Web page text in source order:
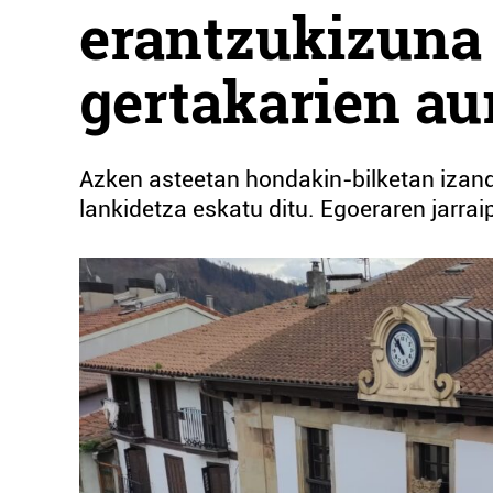
gertakarien
Azken asteetan hondakin-bilketan
lankidetza eskatu ditu. Egoeraren